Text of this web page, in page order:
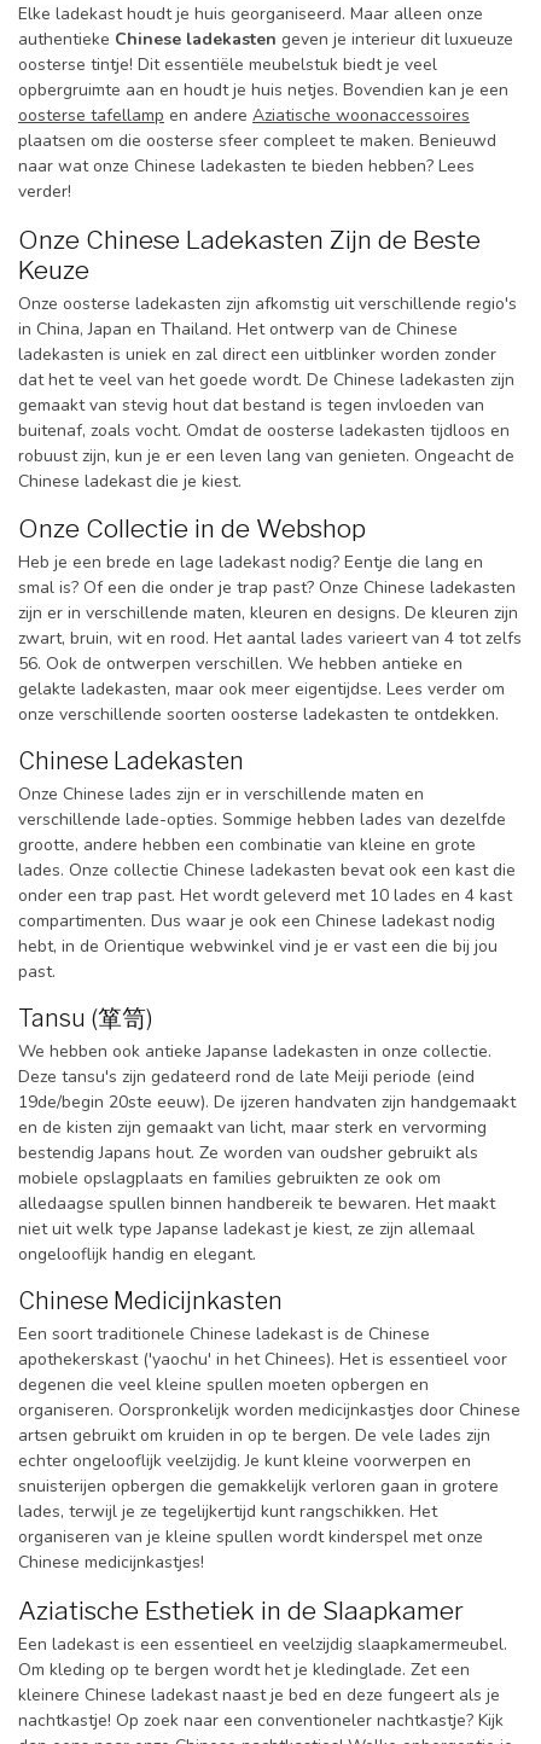
Elke ladekast houdt je huis georganiseerd. Maar alleen onze
authentieke Chinese ladekasten geven je interieur dit luxueuze
oosterse tintje! Dit essentiële meubelstuk biedt je veel
opbergruimte aan en houdt je huis netjes. Bovendien kan je een
oosterse tafellamp en andere Aziatische woonaccessoires
plaatsen om die oosterse sfeer compleet te maken. Benieuwd
naar wat onze Chinese ladekasten te bieden hebben? Lees
verder!
Onze Chinese Ladekasten Zijn de Beste
Keuze
Onze oosterse ladekasten zijn afkomstig uit verschillende regio's
in China, Japan en Thailand. Het ontwerp van de Chinese
ladekasten is uniek en zal direct een uitblinker worden zonder
dat het te veel van het goede wordt. De Chinese ladekasten zijn
gemaakt van stevig hout dat bestand is tegen invloeden van
buitenaf, zoals vocht. Omdat de oosterse ladekasten tijdloos en
robuust zijn, kun je er een leven lang van genieten. Ongeacht de
Chinese ladekast die je kiest.
Onze Collectie in de Webshop
Heb je een brede en lage ladekast nodig? Eentje die lang en
smal is? Of een die onder je trap past? Onze Chinese ladekasten
zijn er in verschillende maten, kleuren en designs. De kleuren zijn
zwart, bruin, wit en rood. Het aantal lades varieert van 4 tot zelfs
56. Ook de ontwerpen verschillen. We hebben antieke en
gelakte ladekasten, maar ook meer eigentijdse. Lees verder om
onze verschillende soorten oosterse ladekasten te ontdekken.
Chinese Ladekasten
Onze Chinese lades zijn er in verschillende maten en
verschillende lade-opties. Sommige hebben lades van dezelfde
grootte, andere hebben een combinatie van kleine en grote
lades. Onze collectie Chinese ladekasten bevat ook een kast die
onder een trap past. Het wordt geleverd met 10 lades en 4 kast
compartimenten. Dus waar je ook een Chinese ladekast nodig
hebt, in de Orientique webwinkel vind je er vast een die bij jou
past.
Tansu (箪笥)
We hebben ook antieke Japanse ladekasten in onze collectie.
Deze tansu's zijn gedateerd rond de late Meiji periode (eind
19de/begin 20ste eeuw). De ijzeren handvaten zijn handgemaakt
en de kisten zijn gemaakt van licht, maar sterk en vervorming
bestendig Japans hout. Ze worden van oudsher gebruikt als
mobiele opslagplaats en families gebruikten ze ook om
alledaagse spullen binnen handbereik te bewaren. Het maakt
niet uit welk type Japanse ladekast je kiest, ze zijn allemaal
ongelooflijk handig en elegant.
Chinese Medicijnkasten
Een soort traditionele Chinese ladekast is de Chinese
apothekerskast ('yaochu' in het Chinees). Het is essentieel voor
degenen die veel kleine spullen moeten opbergen en
organiseren. Oorspronkelijk worden medicijnkastjes door Chinese
artsen gebruikt om kruiden in op te bergen. De vele lades zijn
echter ongelooflijk veelzijdig. Je kunt kleine voorwerpen en
snuisterijen opbergen die gemakkelijk verloren gaan in grotere
lades, terwijl je ze tegelijkertijd kunt rangschikken. Het
organiseren van je kleine spullen wordt kinderspel met onze
Chinese medicijnkastjes!
Aziatische Esthetiek in de Slaapkamer
Een ladekast is een essentieel en veelzijdig slaapkamermeubel.
Om kleding op te bergen wordt het je kledinglade. Zet een
kleinere Chinese ladekast naast je bed en deze fungeert als je
nachtkastje! Op zoek naar een conventioneler nachtkastje? Kijk